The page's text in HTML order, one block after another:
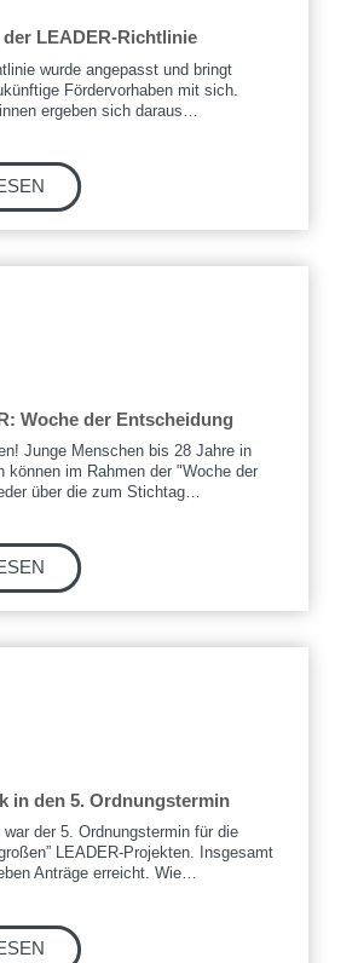
LEADER-Richtlinie
wurde angepasst und bringt
Fördervorhaben mit sich.
ergeben sich daraus…
Woche der Entscheidung
Junge Menschen bis 28 Jahre in
können im Rahmen der "Woche der
über die zum Stichtag…
in den 5. Ordnungstermin
der 5. Ordnungstermin für die
LEADER-Projekten. Insgesamt
Anträge erreicht. Wie…